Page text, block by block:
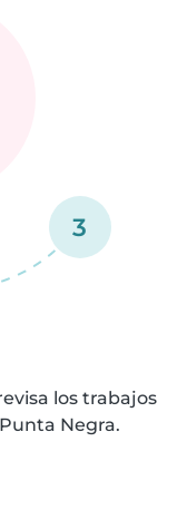
3
los trabajos
Negra.